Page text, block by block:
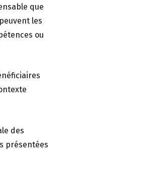
que
les
ou
des
présentées